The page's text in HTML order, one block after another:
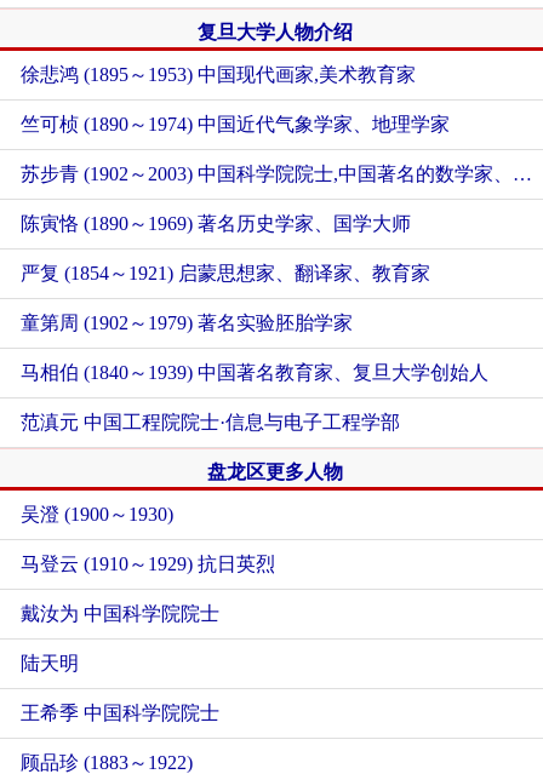
复旦大学人物介绍
徐悲鸿 (1895～1953) 中国现代画家,美术教育家
竺可桢 (1890～1974) 中国近代气象学家、地理学家
苏步青 (1902～2003) 中国科学院院士,中国著名的数学家、教育家，中国微分几何学派创始人
陈寅恪 (1890～1969) 著名历史学家、国学大师
严复 (1854～1921) 启蒙思想家、翻译家、教育家
童第周 (1902～1979) 著名实验胚胎学家
马相伯 (1840～1939) 中国著名教育家、复旦大学创始人
范滇元 中国工程院院士·信息与电子工程学部
盘龙区更多人物
吴澄 (1900～1930)
马登云 (1910～1929) 抗日英烈
戴汝为 中国科学院院士
陆天明
王希季 中国科学院院士
顾品珍 (1883～1922)